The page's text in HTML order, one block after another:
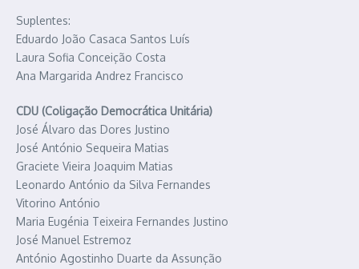
Suplentes:
Eduardo João Casaca Santos Luís
Laura Sofia Conceição Costa
Ana Margarida Andrez Francisco
CDU (Coligação Democrática Unitária)
José Álvaro das Dores Justino
José António Sequeira Matias
Graciete Vieira Joaquim Matias
Leonardo António da Silva Fernandes
Vitorino António
Maria Eugénia Teixeira Fernandes Justino
José Manuel Estremoz
António Agostinho Duarte da Assunção